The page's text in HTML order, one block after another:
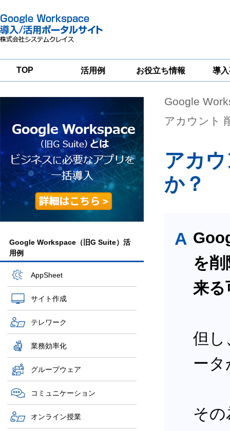
TOP 活用例 お役立ち情報
一
導
グループウェア
移行支援
Google
Workspace
セキュリティ
対策サービス
Google Workspace（旧G Suite）活
用例
AppSheet
サイト作成
テレワーク
業務効率化
グループウェア
コミュニケーション
オンライン授業
Google
アカウント
アカ
か？
A
を
来る
但し
ー
そ